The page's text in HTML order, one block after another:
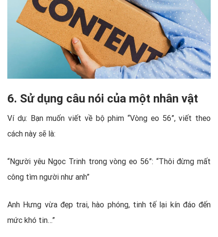
6. Sử dụng câu nói của một nhân vật
Ví dụ: Bạn muốn viết về bộ phim “Vòng eo 56”, viết theo
cách này sẽ là:
“Người yêu Ngọc Trinh trong vòng eo 56”: “Thôi đừng mất
công tìm người như anh”
Anh Hưng vừa đẹp trai, hào phóng, tinh tế lại kín đáo đến
mức khó tin…”